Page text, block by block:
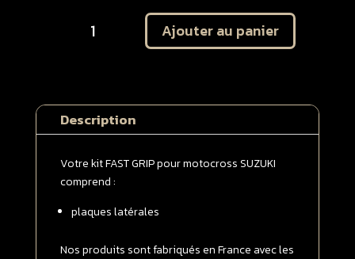
plaques
latérales
450
RMZ
-
2017
Ajouter au panier
Description
Votre kit FAST GRIP pour motocross SUZUKI
comprend :
plaques latérales
Nos produits sont fabriqués en France avec les